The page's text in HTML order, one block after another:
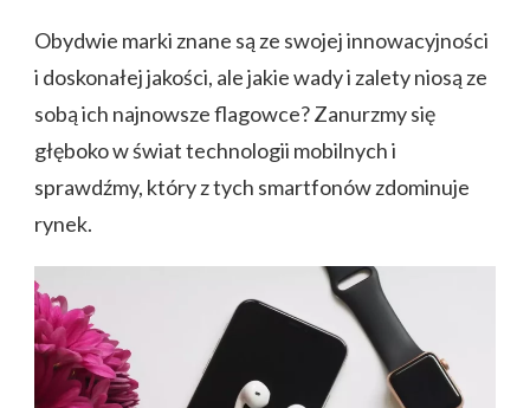
Obydwie marki znane są ze swojej innowacyjności
i doskonałej jakości, ale jakie wady i zalety niosą ze
sobą ich najnowsze flagowce? Zanurzmy się
głęboko w świat technologii mobilnych i
sprawdźmy, który z tych smartfonów zdominuje
rynek.